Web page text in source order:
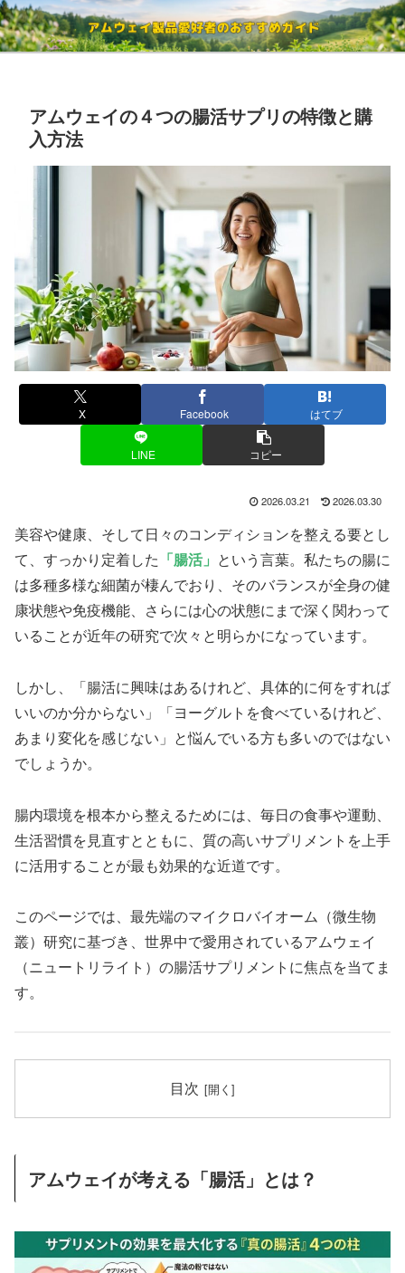
アムウェイの４つの腸活サプリの特徴と購
入方法
X Facebook はてブ
LINE コピー
2026.03.21 2026.03.30
美容や健康、そして日々のコンディションを整える要とし
て、すっかり定着した 「腸活」 という言葉。私たちの腸に
は多種多様な細菌が棲んでおり、そのバランスが全身の健
康状態や免疫機能、さらには心の状態にまで深く関わって
いることが近年の研究で次々と明らかになっています。
しかし、「腸活に興味はあるけれど、具体的に何をすれば
いいのか分からない」「ヨーグルトを食べているけれど、
あまり変化を感じない」と悩んでいる方も多いのではない
でしょうか。
腸内環境を根本から整えるためには、毎日の食事や運動、
生活習慣を見直すとともに、質の高いサプリメントを上手
に活用することが最も効果的な近道です。
このページでは、最先端のマイクロバイオーム（微生物
叢）研究に基づき、世界中で愛用されているアムウェイ
（ニュートリライト）の腸活サプリメントに焦点を当てま
す。
目次
アムウェイが考える「腸活」とは？